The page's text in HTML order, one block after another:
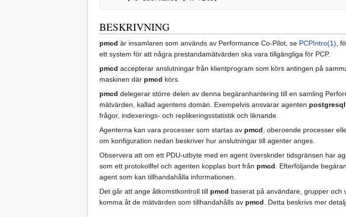
BESKRIVNING
pmcd är insamlaren som används av Performance Co-Pilot, se PCPIntro(1),
ett system för att några prestandamätvärden ska vara tillgängliga för PCP.
pmcd accepterar anslutningar från klientprogram som körs antingen på
maskinen där pmcd körs.
pmcd delegerar större delen av denna begäranhantering till en samling
mätvärden, kallad agentens domän. Exempelvis ansvarar agenten postgresql
frågor, indexerings- och replikeringsstatistik och liknande.
Agenterna kan vara processer som startas av pmcd, oberoende processer
om konfiguration nedan beskriver hur anslutningar till agenter anges.
Observera att om ett PDU-utbyte med en agent överskrider tidsgränsen har
som ett protokollfel och agenten kopplas bort från pmcd. Efterföljande
agent som kan tillhandahålla informationen.
Det går att ange åtkomstkontroll till pmcd baserat på användare, grupper och
komma åt de mätvärden som tillhandahålls av pmcd. Detta beskrivs mer